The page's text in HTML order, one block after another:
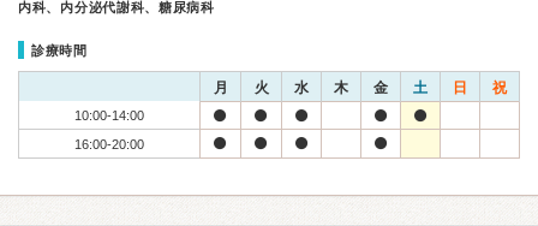
内科、内分泌代謝科、糖尿病科
診療時間
月 火 水 木 金 土 日 祝
10:00-14:00
16:00-20:00